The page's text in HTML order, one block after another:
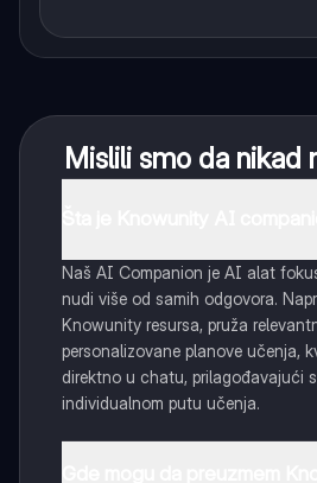
Mislili smo da nikad
Naš AI Companion je AI alat
nudi više od samih odgovora.
Knowunity resursa, pruža
personalizovane planove učenja,
direktno u chatu, prilagođavajući
individualnom putu učenja.